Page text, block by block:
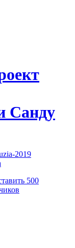
Санду
2019
500